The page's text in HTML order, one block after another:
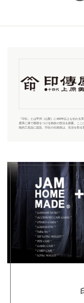
「印伝」とは甲州（山梨）に400年以上も伝わる
鹿革に漆で模様をつける独自の技法を創案。こ
統的工芸品に認定。印伝の伝統技は、生活を彩る